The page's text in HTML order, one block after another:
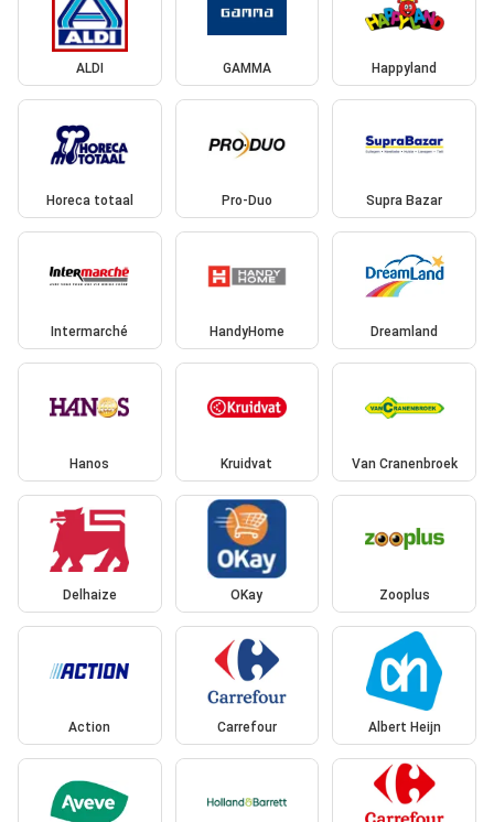
ALDI GAMMA Happyland
Horeca totaal Pro-Duo Supra Bazar
Intermarché HandyHome Dreamland
Hanos Kruidvat Van Cranenbroek
Delhaize OKay Zooplus
Action Carrefour Albert Heijn